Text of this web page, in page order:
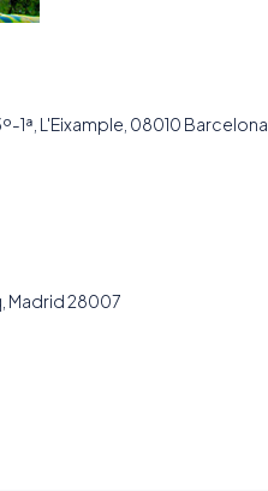
1ª, L'Eixample, 08010 Barcelona
Madrid 28007